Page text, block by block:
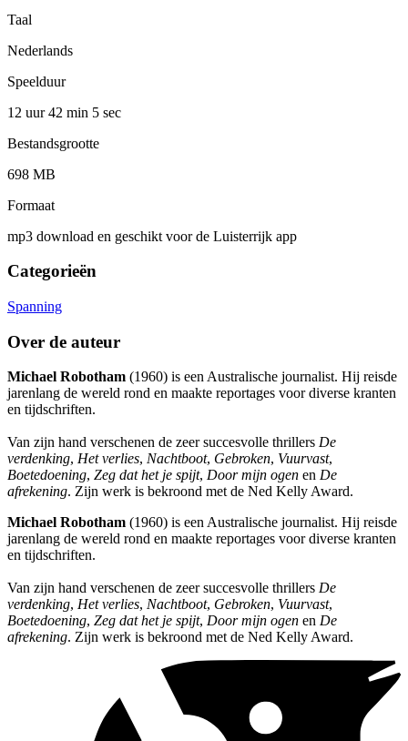
Taal
Nederlands
Speelduur
12 uur 42 min 5 sec
Bestandsgrootte
698 MB
Formaat
mp3 download en geschikt voor de Luisterrijk app
Categorieën
Spanning
Over de auteur
Michael Robotham (1960) is een Australische journalist. Hij reisde
jarenlang de wereld rond en maakte reportages voor diverse kranten
en tijdschriften.
Van zijn hand verschenen de zeer succesvolle thrillers De
verdenking, Het verlies, Nachtboot, Gebroken, Vuurvast,
Boetedoening, Zeg dat het je spijt, Door mijn ogen en De
afrekening. Zijn werk is bekroond met de Ned Kelly Award.
Michael Robotham (1960) is een Australische journalist. Hij reisde
jarenlang de wereld rond en maakte reportages voor diverse kranten
en tijdschriften.
Van zijn hand verschenen de zeer succesvolle thrillers De
verdenking, Het verlies, Nachtboot, Gebroken, Vuurvast,
Boetedoening, Zeg dat het je spijt, Door mijn ogen en De
afrekening. Zijn werk is bekroond met de Ned Kelly Award.